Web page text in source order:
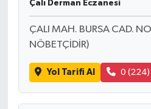
Çalı Derman Eczanesi
ÇALI MAH. BURSA CAD.
NÖBETÇİDİR)
Yol Tarifi Al 0 (224)